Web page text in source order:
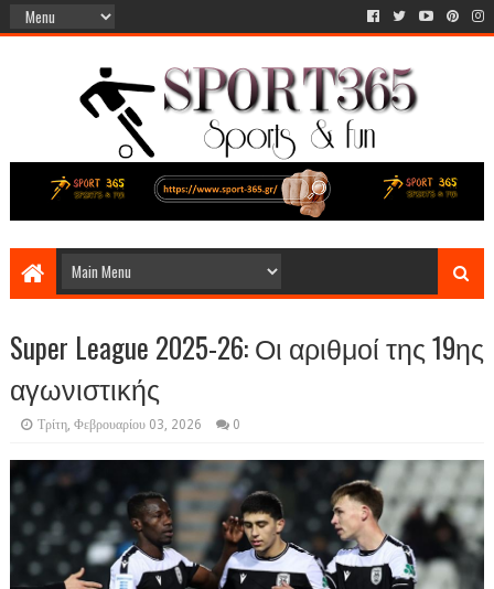
Super League 2025-26: Οι αριθμοί της 19ης
αγωνιστικής
Τρίτη, Φεβρουαρίου 03, 2026 0